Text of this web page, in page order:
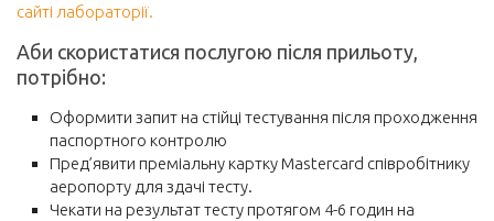
сайті лабораторії.
Аби скористатися послугою після прильоту,
потрібно:
Оформити запит на стійці тестування після проходження
паспортного контролю
Пред’явити преміальну картку Mastercard співробітнику
аеропорту для здачі тесту.
Чекати на результат тесту протягом 4-6 годин на